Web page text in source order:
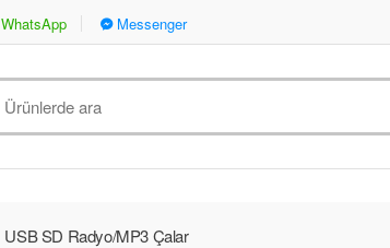
WhatsApp Messenger
USB SD Radyo/MP3 Çalar